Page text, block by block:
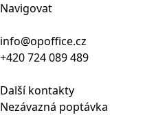
Navigovat
info@opoffice.cz
+420 724 089 489
Další kontakty
Nezávazná poptávka